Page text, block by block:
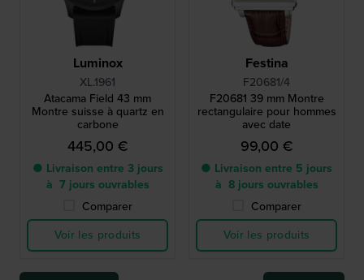
Luminox
XL.1961
Atacama Field 43 mm
Montre suisse à quartz en
carbone
445,00 €
● Livraison entre 3 jours
à 7 jours ouvrables
Comparer
Voir les produits
Festina
F20681/4
F20681 39 mm Montre
rectangulaire pour hommes
avec date
99,00 €
● Livraison entre 5 jours
à 8 jours ouvrables
Comparer
Voir les produits